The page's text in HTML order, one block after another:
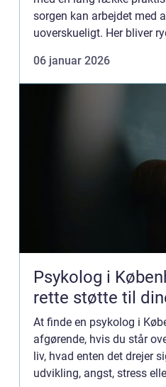
sorgen kan arbejdet med
uoverskueligt. Her bliver
følelser og øk...
06 januar 2026
Psykolog i
rette støtte til
At finde en psykolog i
afgørende, hvis du står
liv, hvad enten det drejer
udvikling, angst, stress